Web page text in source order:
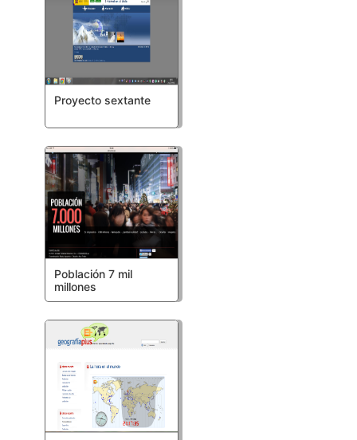
Proyecto sextante
Población 7 mil
millones